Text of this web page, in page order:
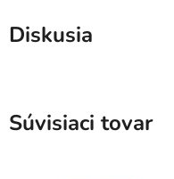
Diskusia
Súvisiaci tovar